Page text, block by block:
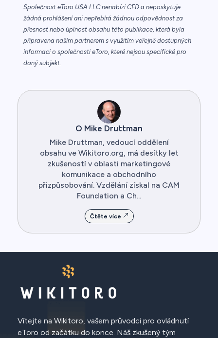
Společnost eToro USA LLC nenabízí CFD a neposkytuje
žádná prohlášení ani nepřebírá žádnou odpovědnost za
přesnost nebo úplnost obsahu této publikace, která byla
připravena naším partnerem s využitím veřejně dostupných
informací o společnosti eToro, které nejsou specifické pro
daný subjekt.
O Mike Druttman
Mike Druttman, vedoucí oddělení
obsahu ve Wikitoro.org, má desítky let
zkušeností v oblasti marketingové
komunikace a obchodního
přizpůsobování. Vzdělání získal na CAM
Foundation a Ch...
Čtěte více
Vítejte na Wikitoro, vašem průvodci pro ovládnutí
eToro od začátku do konce. Náš zkušený tým